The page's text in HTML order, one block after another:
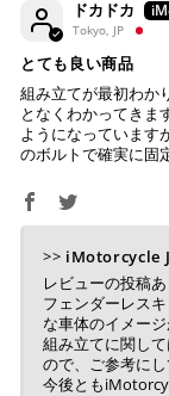
ドカドカ
Tokyo, JP
とても良い商品
組み立てが最初わか
となくわかってきま
ようになっています
のボルトで確実に固
>> iMotorcycle
レビューの投稿
フェンダーレス
な車体のイメー
組み立てに関し
ので、ご参考に
今後とも